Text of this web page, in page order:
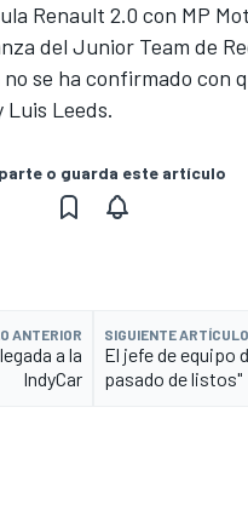
Renault 2.0 con MP
del Junior Team de
se ha confirmado con
Luis Leeds.
o guarda este artículo
ANTERIOR
a la
IndyCar
SIGUIENTE ARTÍCULO
El jefe de equipo
pasado de listos"